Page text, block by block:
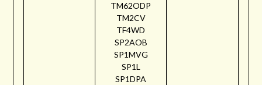
TM62ODP
TM2CV
TF4WD
SP2AOB
SP1MVG
SP1L
SP1DPA